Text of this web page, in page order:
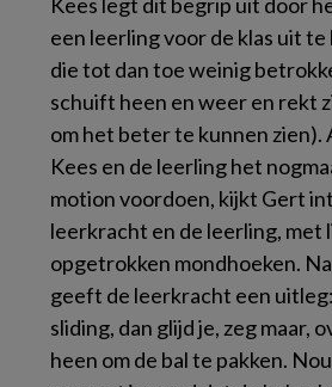
een leerling voor de klas uit
die tot dan toe weinig
schuift heen en weer en rekt
om het beter te kunnen zien).
Kees en de leerling het
motion voordoen, kijkt Gert
leerkracht en de leerling, met
opgetrokken mondhoeken.
geeft de leerkracht een
sliding, dan glijd je, zeg maar,
heen om de bal te pakken.